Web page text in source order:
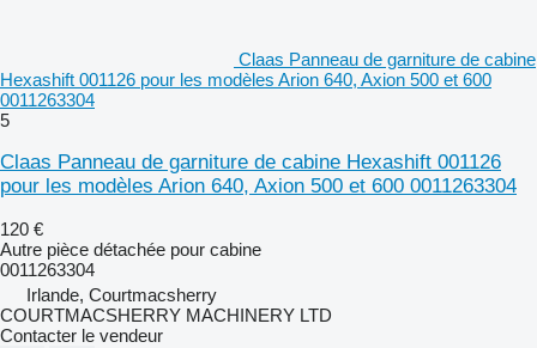
Claas Panneau de garniture de cabine
Hexashift 001126 pour les modèles Arion 640, Axion 500 et 600
0011263304
5
Claas Panneau de garniture de cabine Hexashift 001126
pour les modèles Arion 640, Axion 500 et 600 0011263304
120 €
Autre pièce détachée pour cabine
0011263304
Irlande, Courtmacsherry
COURTMACSHERRY MACHINERY LTD
Contacter le vendeur